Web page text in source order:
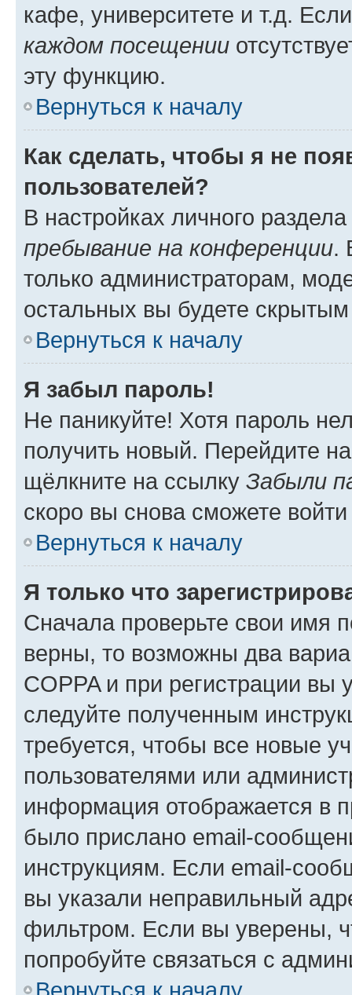
кафе, университете и т.д.
каждом посещении
эту функцию.
Вернуться к началу
Как сделать, чтобы я не
пользователей?
В настройках личного
пребывание на конференции.
только администраторам,
остальных вы будете
Вернуться к началу
Я забыл пароль!
Не паникуйте! Хотя пароль
получить новый. Перейдите
щёлкните на ссылку Забыли
скоро вы снова сможете
Вернуться к началу
Я только что
Сначала проверьте свои имя
верны, то возможны два
COPPA и при регистрации вы
следуйте полученным
требуется, чтобы все новые
пользователями или
информация отображается в
было прислано email-
инструкциям. Если email-
вы указали неправильный
фильтром. Если вы уверены,
попробуйте связаться с
Вернуться к началу